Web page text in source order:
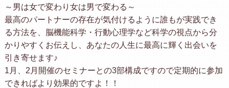
～男は女で変わり女は男で変わる～
最高のパートナーの存在が気付けるように誰もが実践でき
る方法を、脳機能科学・行動心理学など科学の視点から分
かりやすくお伝えし、あなたの人生に最高に輝く出会いを
引き寄せます♪
1月、2月開催のセミナーとの3部構成ですので定期的に参加
できればより効果的ですよ！！